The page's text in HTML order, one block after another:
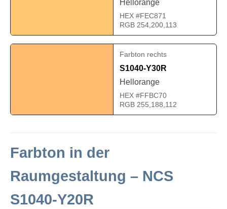
Hellorange
HEX #FEC871
RGB 254,200,113
Farbton rechts
S1040-Y30R
Hellorange
HEX #FFBC70
RGB 255,188,112
Farbton in der
Raumgestaltung – NCS
S1040-Y20R